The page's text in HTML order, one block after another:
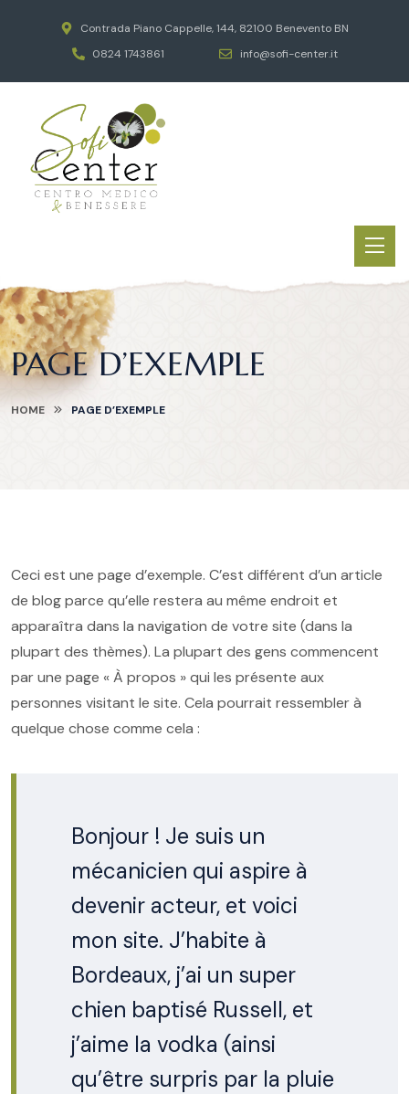
Contrada Piano Cappelle, 144, 82100 Benevento BN
0824 1743861
info@sofi-center.it
PAGE D’EXEMPLE
HOME PAGE D’EXEMPLE
Ceci est une page d’exemple. C’est différent d’un article
de blog parce qu’elle restera au même endroit et
apparaîtra dans la navigation de votre site (dans la
plupart des thèmes). La plupart des gens commencent
par une page « À propos » qui les présente aux
personnes visitant le site. Cela pourrait ressembler à
quelque chose comme cela :
Bonjour ! Je suis un
mécanicien qui aspire à
devenir acteur, et voici
mon site. J’habite à
Bordeaux, j’ai un super
chien baptisé Russell, et
j’aime la vodka (ainsi
qu’être surpris par la pluie